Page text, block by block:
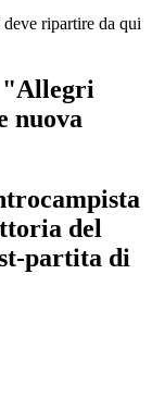
ripartire da qui
"Allegri
nuova
del
partita di